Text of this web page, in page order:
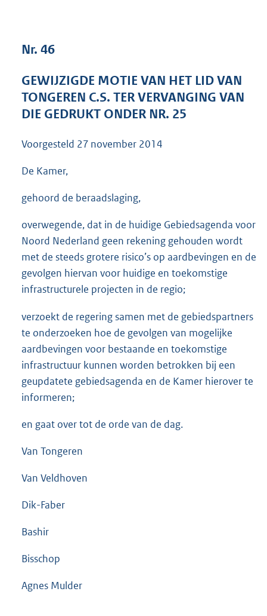
3
K
b
Nr. 46
GEWIJZIGDE MOTIE VAN HET LID VAN
TONGEREN C.S. TER VERVANGING VAN
DIE GEDRUKT ONDER NR. 25
Voorgesteld 27 november 2014
De Kamer,
gehoord de beraadslaging,
overwegende, dat in de huidige Gebiedsagenda voor
Noord Nederland geen rekening gehouden wordt
met de steeds grotere risico’s op aardbevingen en de
gevolgen hiervan voor huidige en toekomstige
infrastructurele projecten in de regio;
verzoekt de regering samen met de gebiedspartners
te onderzoeken hoe de gevolgen van mogelijke
aardbevingen voor bestaande en toekomstige
infrastructuur kunnen worden betrokken bij een
geupdatete gebiedsagenda en de Kamer hierover te
informeren;
en gaat over tot de orde van de dag.
Van Tongeren
Van Veldhoven
Dik-Faber
Bashir
Bisschop
Agnes Mulder